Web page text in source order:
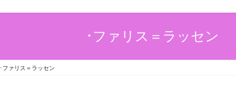
･ファリス＝ラッセン
･ファリス＝ラッセン